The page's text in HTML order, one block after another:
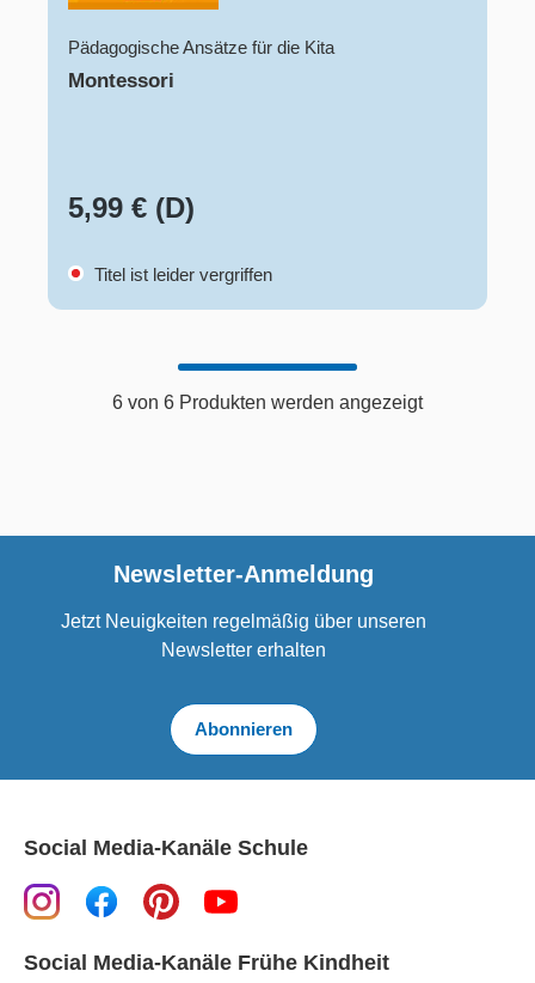
Pädagogische Ansätze für die Kita
Montessori
5,99 € (D)
Titel ist leider vergriffen
6 von 6 Produkten werden angezeigt
Newsletter-Anmeldung
Jetzt Neuigkeiten regelmäßig über unseren
Newsletter erhalten
Abonnieren
Social Media-Kanäle Schule
Social Media-Kanäle Frühe Kindheit